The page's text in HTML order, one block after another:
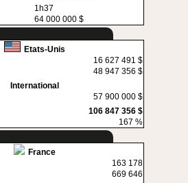
1h37
64 000 000 $
Etats-Unis
16 627 491 $
48 947 356 $
International
57 900 000 $
106 847 356 $
167 %
France
163 178
669 646